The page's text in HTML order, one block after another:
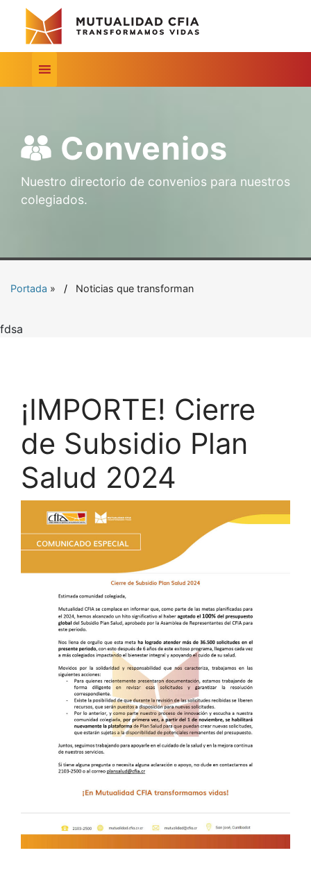
Convenios
Nuestro directorio de convenios para nuestros
colegiados.
Portada » Noticias que transforman
fdsa
¡IMPORTE! Cierre
de Subsidio Plan
Salud 2024